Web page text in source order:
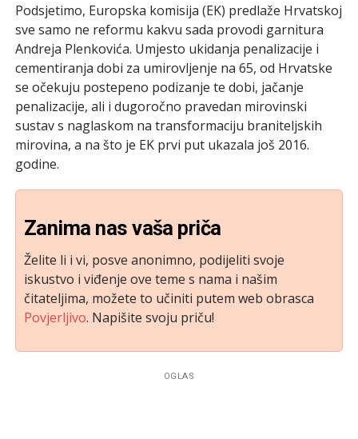
Podsjetimo, Europska komisija (EK) predlaže Hrvatskoj
sve samo ne reformu kakvu sada provodi garnitura
Andreja Plenkovića. Umjesto ukidanja penalizacije i
cementiranja dobi za umirovljenje na 65, od Hrvatske
se očekuju postepeno podizanje te dobi, jačanje
penalizacije, ali i dugoročno pravedan mirovinski
sustav s naglaskom na transformaciju braniteljskih
mirovina, a na što je EK prvi put ukazala još 2016.
godine.
Zanima nas vaša priča
Želite li i vi, posve anonimno, podijeliti svoje
iskustvo i viđenje ove teme s nama i našim
čitateljima, možete to učiniti putem web obrasca
Povjerljivo. Napišite svoju priču!
OGLAS